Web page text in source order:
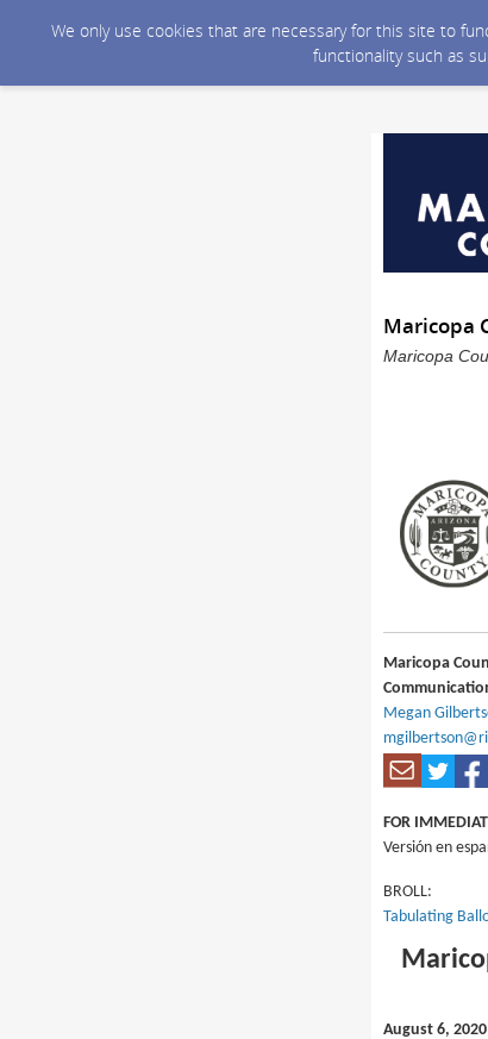
We only use cookies that are necessary for this site to
functionality such as
Maricopa
Maricopa
Maricopa
Megan
FOR
Versión en
BROLL:
Tabulating
August 6, 2020